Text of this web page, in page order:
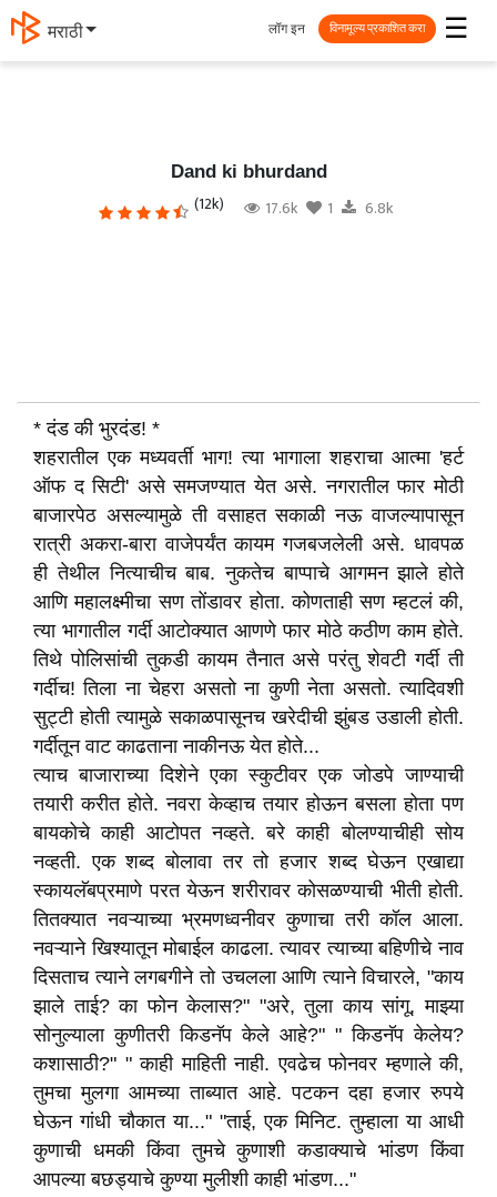
தமிழ் ☰
लॉग इन विनामूल्य प्रकाशित करा
Dand ki bhurdand
(12k) 17.6k 1 6.8k
* दंड की भुरदंड! *
शहरातील एक मध्यवर्ती भाग! त्या भागाला शहराचा आत्मा 'हर्ट
ऑफ द सिटी' असे समजण्यात येत असे. नगरातील फार मोठी
बाजारपेठ असल्यामुळे ती वसाहत सकाळी नऊ वाजल्यापासून
रात्री अकरा-बारा वाजेपर्यंत कायम गजबजलेली असे. धावपळ
ही तेथील नित्याचीच बाब. नुकतेच बाप्पाचे आगमन झाले होते
आणि महालक्ष्मीचा सण तोंडावर होता. कोणताही सण म्हटलं की,
त्या भागातील गर्दी आटोक्यात आणणे फार मोठे कठीण काम होते.
तिथे पोलिसांची तुकडी कायम तैनात असे परंतु शेवटी गर्दी ती
गर्दीच! तिला ना चेहरा असतो ना कुणी नेता असतो. त्यादिवशी
सुट्टी होती त्यामुळे सकाळपासूनच खरेदीची झुंबड उडाली होती.
गर्दीतून वाट काढताना नाकीनऊ येत होते...
त्याच बाजाराच्या दिशेने एका स्कुटीवर एक जोडपे जाण्याची
तयारी करीत होते. नवरा केव्हाच तयार होऊन बसला होता पण
बायकोचे काही आटोपत नव्हते. बरे काही बोलण्याचीही सोय
नव्हती. एक शब्द बोलावा तर तो हजार शब्द घेऊन एखाद्या
स्कायलॅबप्रमाणे परत येऊन शरीरावर कोसळण्याची भीती होती.
तितक्यात नवऱ्याच्या भ्रमणध्वनीवर कुणाचा तरी कॉल आला.
नवऱ्याने खिश्यातून मोबाईल काढला. त्यावर त्याच्या बहिणीचे नाव
दिसताच त्याने लगबगीने तो उचलला आणि त्याने विचारले, "काय
झाले ताई? का फोन केलास?" "अरे, तुला काय सांगू, माझ्या
सोनुल्याला कुणीतरी किडनॅप केले आहे?" " किडनॅप केलेय?
कशासाठी?" " काही माहिती नाही. एवढेच फोनवर म्हणाले की,
तुमचा मुलगा आमच्या ताब्यात आहे. पटकन दहा हजार रुपये
घेऊन गांधी चौकात या..." "ताई, एक मिनिट. तुम्हाला या आधी
कुणाची धमकी किंवा तुमचे कुणाशी कडाक्याचे भांडण किंवा
आपल्या बछड्याचे कुण्या मुलीशी काही भांडण..."